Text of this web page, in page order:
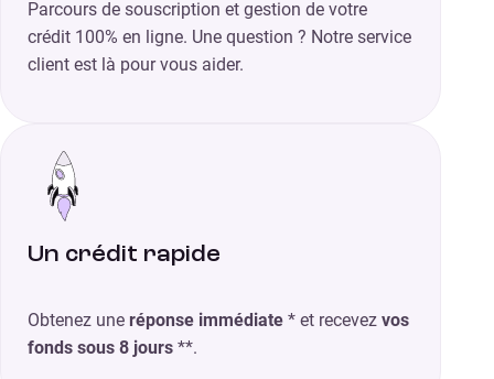
Parcours de souscription et gestion de votre
crédit 100% en ligne. Une question ? Notre service
client est là pour vous aider.
Un crédit rapide
Obtenez une réponse immédiate * et recevez vos
fonds sous 8 jours **.